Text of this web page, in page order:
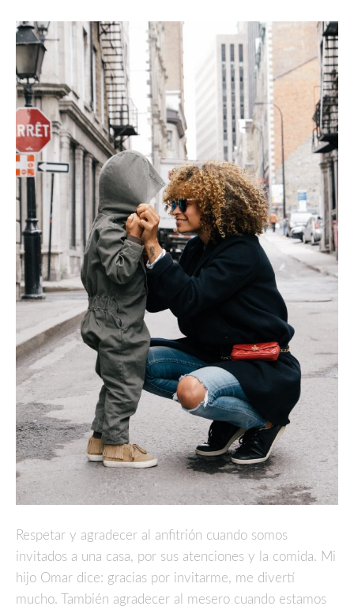
Respetar y agradecer al anfitrión cuando somos
invitados a una casa, por sus atenciones y la comida. Mi
hijo Omar dice: gracias por invitarme, me divertí
mucho. También agradecer al mesero cuando estamos